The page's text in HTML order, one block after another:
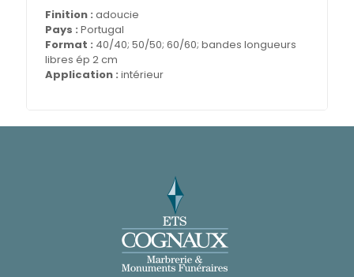
Finition : adoucie
Pays : Portugal
Format : 40/40; 50/50; 60/60; bandes longueurs
libres ép 2 cm
Application : intérieur